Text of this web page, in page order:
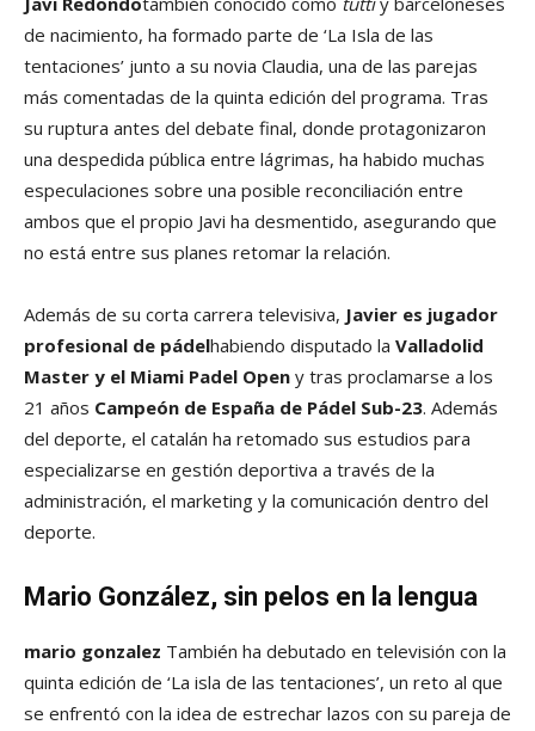
de nacimiento, ha formado parte de ‘La Isla de las
tentaciones’ junto a su novia Claudia, una de las parejas
más comentadas de la quinta edición del programa. Tras
su ruptura antes del debate final, donde protagonizaron
una despedida pública entre lágrimas, ha habido muchas
especulaciones sobre una posible reconciliación entre
ambos que el propio Javi ha desmentido, asegurando que
no está entre sus planes retomar la relación.
Además de su corta carrera televisiva, Javier es jugador
profesional de pádelhabiendo disputado la Valladolid
Master y el Miami Padel Open y tras proclamarse a los
21 años Campeón de España de Pádel Sub-23. Además
del deporte, el catalán ha retomado sus estudios para
especializarse en gestión deportiva a través de la
administración, el marketing y la comunicación dentro del
deporte.
Mario González, sin pelos en la lengua
mario gonzalez También ha debutado en televisión con la
quinta edición de ‘La isla de las tentaciones’, un reto al que
se enfrentó con la idea de estrechar lazos con su pareja de